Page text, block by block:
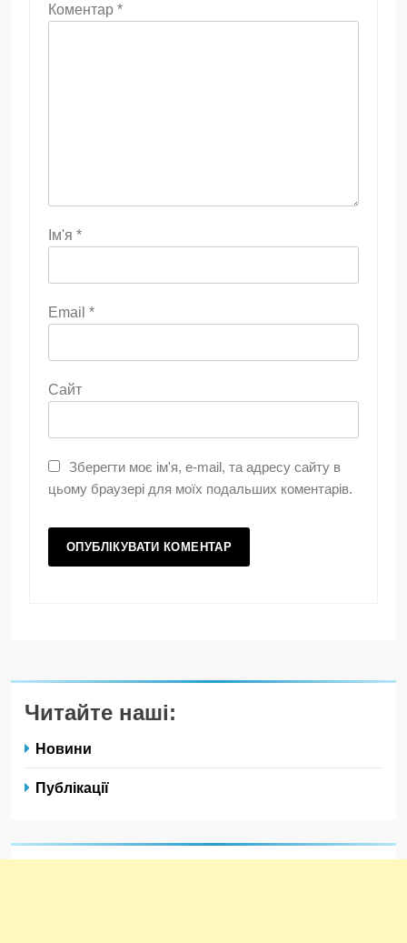
Коментар *
Ім'я *
Email *
Сайт
Зберегти моє ім'я, e-mail, та адресу сайту в
цьому браузері для моїх подальших коментарів.
Читайте наші:
Новини
Публікації